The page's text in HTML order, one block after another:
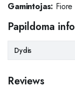
Gamintojas: Fiore
Papildoma
Dydis
Reviews